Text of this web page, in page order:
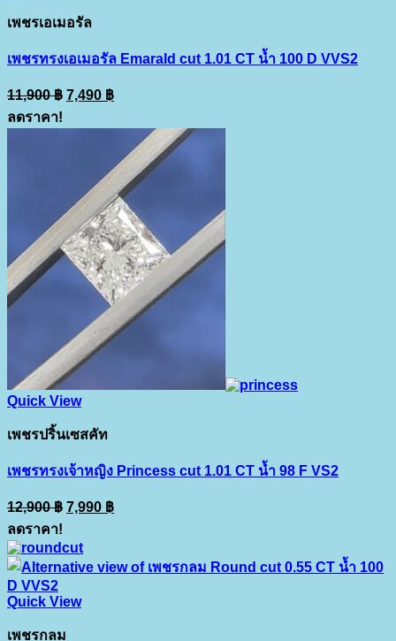
เพชรเอเมอรัล
เพชรทรงเอเมอรัล Emarald cut 1.01 CT น้ำ 100 D VVS2
11,900฿ Original
price
7,490 ฿Current
price
7,490 ฿.
ลดราคา!
Quick View
เพชรปริ้นเซสคัท
เพชรทรงเจ้าหญิง Princess cut 1.01 CT น้ำ 98 F VS2
12,900฿ Original
price
12,900 ฿.
7,990 ฿Current
price
ลดราคา!
Quick View
เพชรกลม